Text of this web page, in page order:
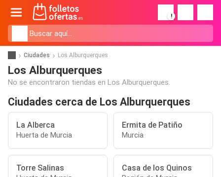
!
Ciudades Los Alburquerques
Los Alburquerques
No se encontraron tiendas en Los Alburquerques.
Ciudades cerca de Los Alburquerques
La Alberca
Huerta de Murcia
Ermita de Patiño
Murcia
Torre Salinas Casa de los Quinos